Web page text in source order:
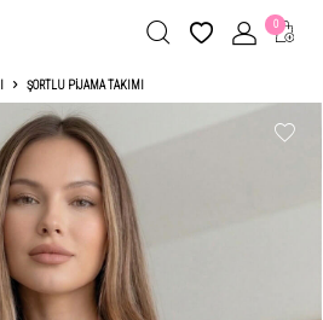
0
ŞORTLU PIJAMA TAKIMI